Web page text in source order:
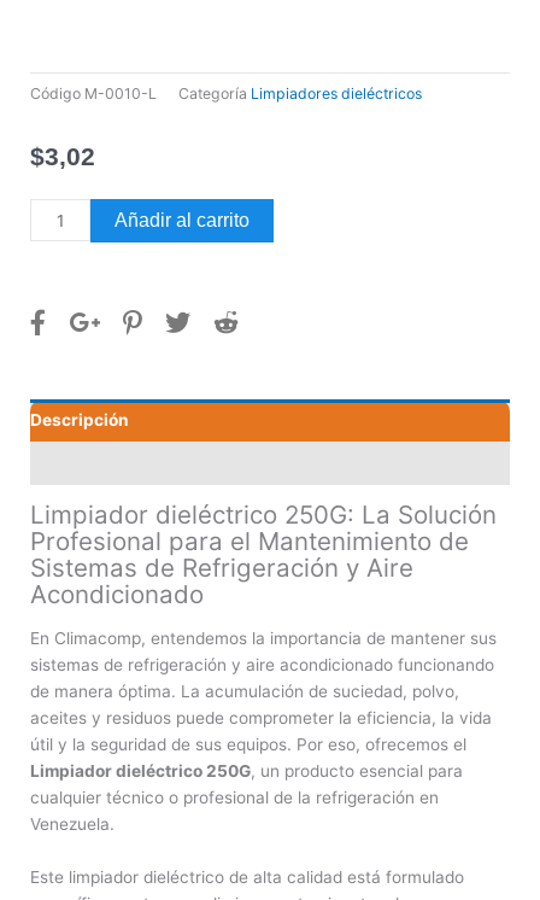
Código M-0010-L Categoría Limpiadores dieléctricos
$3,02
Limpiador
dieléctrico
Añadir al carrito
Descripción
Limpiador dieléctrico 250G: La Solución
Profesional para el Mantenimiento de
Sistemas de Refrigeración y Aire
Acondicionado
En Climacomp, entendemos la importancia de mantener sus
sistemas de refrigeración y aire acondicionado funcionando
de manera óptima. La acumulación de suciedad, polvo,
aceites y residuos puede comprometer la eficiencia, la vida
útil y la seguridad de sus equipos. Por eso, ofrecemos el
Limpiador dieléctrico 250G, un producto esencial para
cualquier técnico o profesional de la refrigeración en
Venezuela.
Este limpiador dieléctrico de alta calidad está formulado